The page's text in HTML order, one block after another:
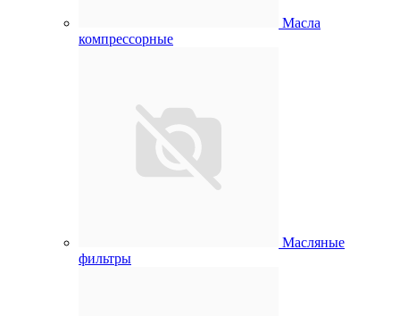
Масла
компрессорные
Масляные
фильтры